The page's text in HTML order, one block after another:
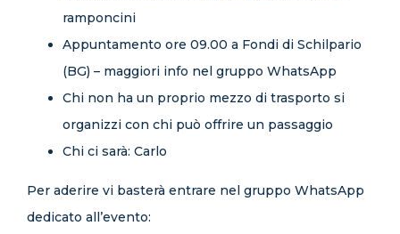
ramponcini
Appuntamento ore 09.00 a Fondi di Schilpario
(BG) – maggiori info nel gruppo WhatsApp
Chi non ha un proprio mezzo di trasporto si
organizzi con chi può offrire un passaggio
Chi ci sarà: Carlo
Per aderire vi basterà entrare nel gruppo WhatsApp
dedicato all’evento: